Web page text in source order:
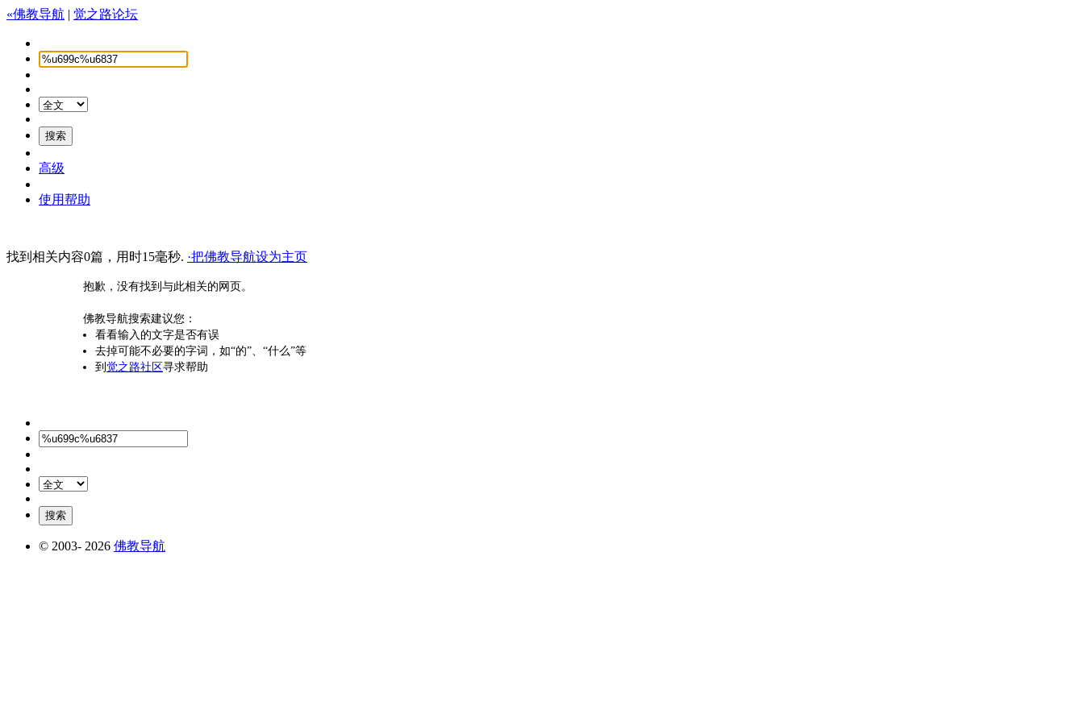
«佛教导航 | 觉之路论坛
高级
使用帮助
找到相关内容0篇，用时15毫秒. ·把佛教导航设为主页
抱歉，没有找到与此相关的网页。
佛教导航搜索建议您：
看看输入的文字是否有误
去掉可能不必要的字词，如“的”、“什么”等
到 觉之路社区寻求帮助
© 2003- 2026 佛教导航